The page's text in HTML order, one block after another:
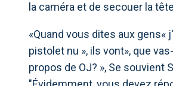
la caméra et de secouer la
«Quand vous dites aux gens«
pistolet nu », ils vont», que
propos de OJ? », Se souvient